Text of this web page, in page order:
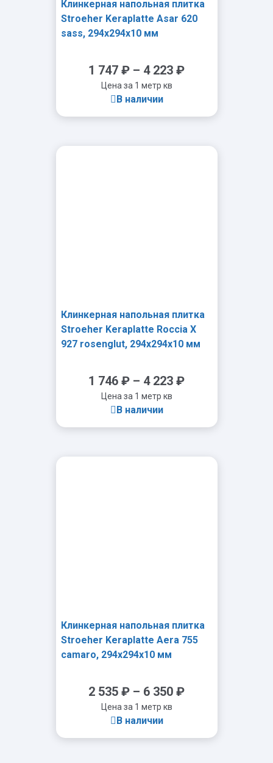
Клинкерная напольная плитка
Stroeher Keraplatte Asar 620
sass, 294x294x10 мм
1 747 ₽ – 4 223 ₽
Цена за 1 метр кв
В наличии
Клинкерная напольная плитка
Stroeher Keraplatte Roccia X
927 rosenglut, 294x294x10 мм
1 746 ₽ – 4 223 ₽
Цена за 1 метр кв
В наличии
Клинкерная напольная плитка
Stroeher Keraplatte Aera 755
camaro, 294x294x10 мм
2 535 ₽ – 6 350 ₽
Цена за 1 метр кв
В наличии